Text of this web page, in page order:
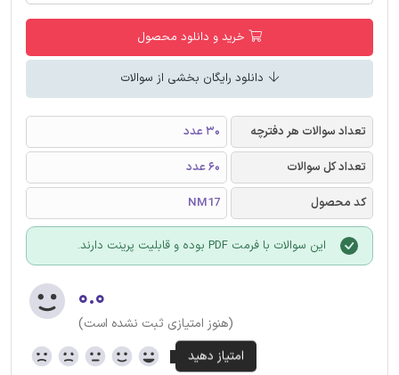
خرید و دانلود محصول
دانلود رایگان بخشی از سوالات
تعداد سوالات هر دفترچه
30 عدد
تعداد کل سوالات
60 عدد
کد محصول
NM17
این سوالات با فرمت PDF بوده و قابلیت پرینت دارند.
۰.۰
(هنوز امتیازی ثبت نشده است)